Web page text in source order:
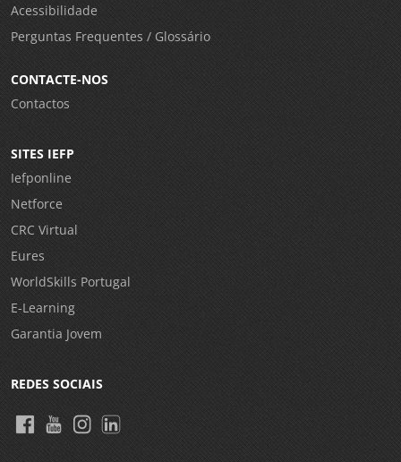
Acessibilidade
Perguntas Frequentes / Glossário
CONTACTE-NOS
Contactos
SITES IEFP
Iefponline
Netforce
CRC Virtual
Eures
WorldSkills Portugal
E-Learning
Garantia Jovem
REDES SOCIAIS